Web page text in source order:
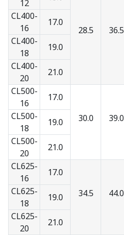
12
28.5 36.5
CL400-
16
17.0
CL400-
18
19.0
CL400-
20
21.0
CL500-
16
17.0
30.0
39.0
CL500-
18
19.0
CL500-
20
21.0
CL625-
16
17.0
34.5
44.0
CL625-
18
19.0
CL625-
20
21.0